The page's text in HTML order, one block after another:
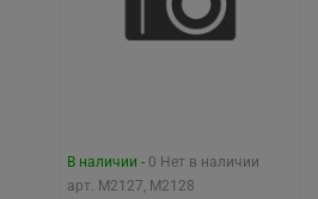
В наличии - 0 Нет в наличии
арт. М2127, М2128